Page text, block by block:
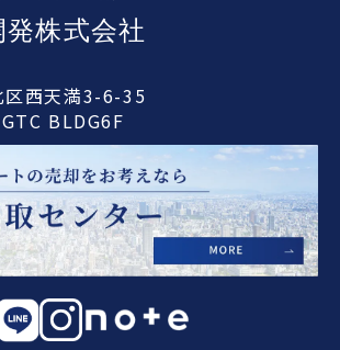
区西天満3-6-35
BLDG6F